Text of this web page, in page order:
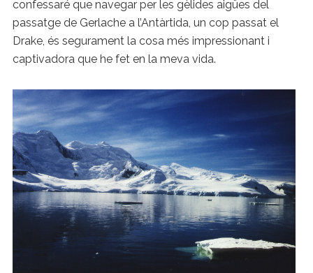
confessaré que navegar per les gèlides aigües del
passatge de Gerlache a l’Antàrtida, un cop passat el
Drake, és segurament la cosa més impressionant i
captivadora que he fet en la meva vida.